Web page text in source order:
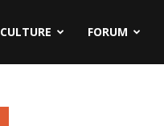
CULTURE FORUM